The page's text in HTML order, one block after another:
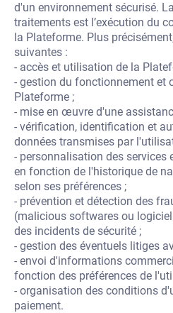
d'un environnement sécurisé.
traitements est l’exécution du
la Plateforme. Plus
suivantes :
- accès et utilisation de la
- gestion du fonctionnement et
Plateforme ;
- mise en œuvre d'une
- vérification, identification et
données transmises par
- personnalisation des
en fonction de l'historique de
selon ses préférences ;
- prévention et détection des
(malicious softwares ou
des incidents de sécurité ;
- gestion des éventuels litiges
- envoi d'informations
fonction des préférences de
- organisation des conditions
paiement.